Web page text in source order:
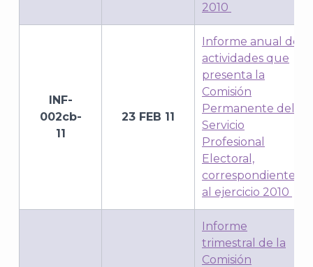
2010
INF-
002cb-
11
23 FEB 11
Informe anual de
actividades que
presenta la
Comisión
Permanente del
Servicio
Profesional
Electoral,
correspondiente
al ejercicio 2010
Informe
trimestral de la
Comisión